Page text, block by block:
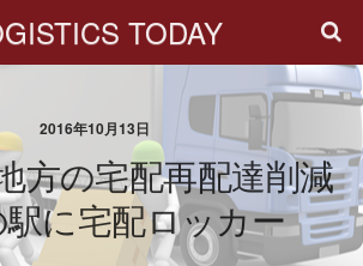
TODAY
2016年10月13日
方の宅配再配達削減
に宅配ロッカー